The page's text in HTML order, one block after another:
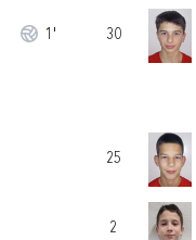
1' 30
25
2